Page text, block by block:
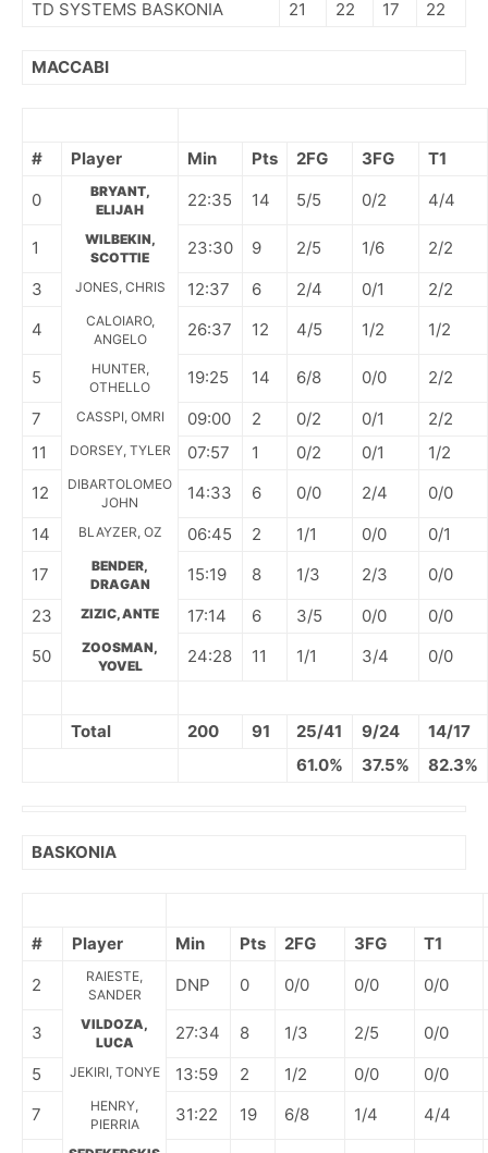
TD SYSTEMS BASKONIA 21 22 17 22
MACCABI
# Player Min Pts 2FG 3FG
T1
0
BRYANT,
ELIJAH
22:35 14 5/5 0/2 4/4
1
WILBEKIN,
SCOTTIE
23:30 9 2/5 1/6
2/2
3
JONES, CHRIS 12:37 6 2/4 0/1
2/2
4
CALOIARO,
ANGELO
26:37 12 4/5 1/2 1/2
5
HUNTER,
OTHELLO
19:25 14 6/8 0/0
2/2
7
CASSPI, OMRI 09:00 2 0/2 0/1
2/2
11
DORSEY, TYLER 07:57 1 0/2 0/1
1/2
12
DIBARTOLOMEO
JOHN
14:33 6 0/0 2/4
0/0
14
BLAYZER, OZ 06:45 2 1/1 0/0
0/1
17
BENDER,
DRAGAN
15:19 8 1/3 2/3
0/0
23
ZIZIC, ANTE 17:14 6 3/5 0/0
0/0
50
ZOOSMAN,
YOVEL
24:28 11 1/1 3/4 0/0
Total 200 91 25/41 9/24
14/17
61.0%
37.5% 82.3%
BASKONIA
# Player Min Pts 2FG 3FG
T1
2
RAIESTE,
SANDER
DNP 0 0/0 0/0 0/0
3
VILDOZA,
LUCA
27:34 8 1/3 2/5
0/0
5
JEKIRI, TONYE 13:59 2 1/2 0/0
0/0
7
HENRY,
PIERRIA
31:22 19 6/8 1/4 4/4